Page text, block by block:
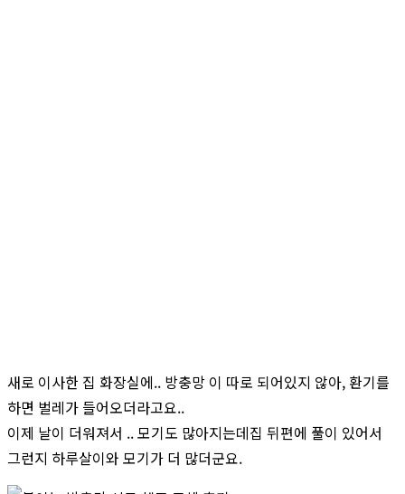
새로 이사한 집 화장실에.. 방충망 이 따로 되어있지 않아, 환기를
하면 벌레가 들어오더라고요..
이제 날이 더워져서 .. 모기도 많아지는데집 뒤편에 풀이 있어서
그런지 하루살이와 모기가 더 많더군요.